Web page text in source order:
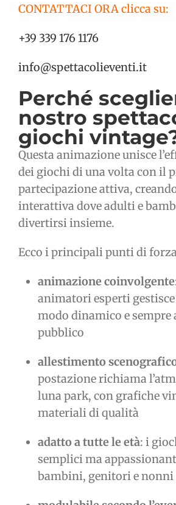
CONTATTACI ORA clicca su:
+39 339 176 1176
info@spettacolieventi.it
Perché
nostro
giochi
Questa animazione unisce
dei giochi di una volta con il
partecipazione attiva,
interattiva dove adulti e
divertirsi insieme.
Ecco i principali punti di
animazione coinvolgente
animatori esperti
modo dinamico e sempre
pubblico
allestimento
postazione richiama
luna park, con grafiche
materiali di qualità
adatto a tutte le età: i
semplici ma
bambini, genitori e nonni